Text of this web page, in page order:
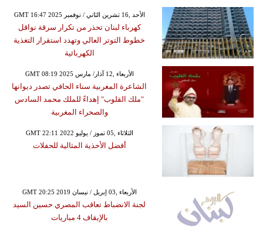
GMT 16:47 2025 الأحد ,16 تشرين الثاني / نوفمبر
كهرباء لبنان تحذر من تكرار سرقة نواقل
خطوط التوتر العالي وتهدد استقرار التغذية
الكهربائية
GMT 08:19 2025 الأربعاء ,12 آذار/ مارس
الشاعرة المغربية سناء الحافي تصدر ديوانها
"ملك القلوب" إهداءً للملك محمد السادس
والصحراء المغربية
GMT 22:11 2022 الثلاثاء ,05 تموز / يوليو
أفضل الأحذية المثالية للحفلات
GMT 20:25 2019 الأربعاء ,03 إبريل / نيسان
لجنة الانضباط تعاقب المصري حسين السيد
بالإيقاف 4 مباريات